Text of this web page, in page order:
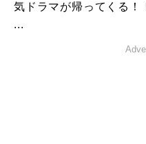
気ドラマが帰ってくる
...